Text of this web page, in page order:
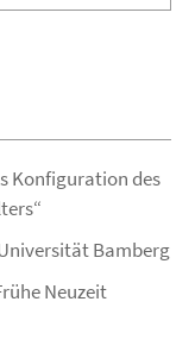
Konfiguration des
Bamberg
Neuzeit